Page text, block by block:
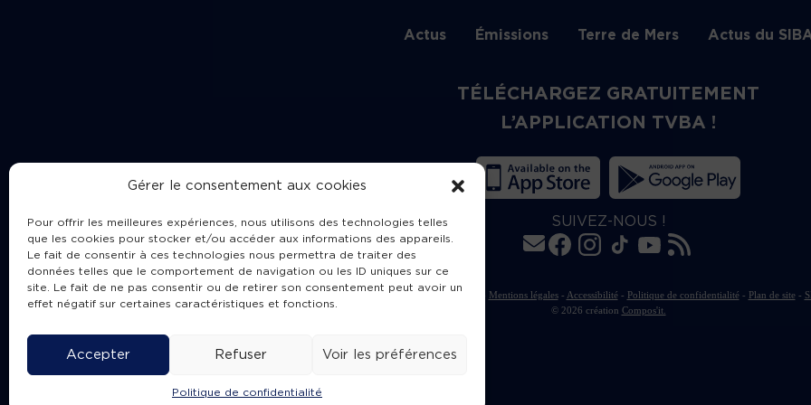
Gérer le consentement aux cookies
Pour offrir les meilleures expériences, nous utilisons des technologies telles
que les cookies pour stocker et/ou accéder aux informations des appareils.
Le fait de consentir à ces technologies nous permettra de traiter des
données telles que le comportement de navigation ou les ID uniques sur ce
site. Le fait de ne pas consentir ou de retirer son consentement peut avoir un
effet négatif sur certaines caractéristiques et fonctions.
Accepter Refuser Voir les préférences
Politique de confidentialité
Actus Émissions Terre de Mers Actus du
TÉLÉCHARGEZ GRATUITEMENT
L’APPLICATION TVBA !
SUIVEZ-NOUS !
Charte de publication Mentions légales- Accessibilité- Politique de confidentialité- Plan de site-
© 2026 création Compos'it.